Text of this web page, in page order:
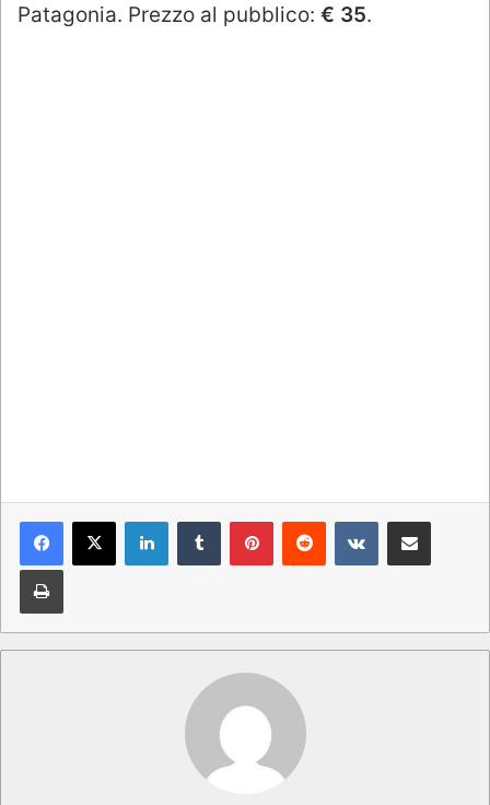
Patagonia. Prezzo al pubblico: € 35.